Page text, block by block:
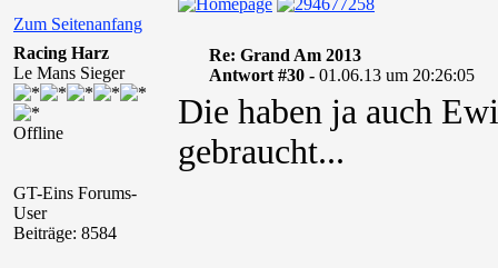
Zum Seitenanfang
Racing Harz
Le Mans Sieger
Offline
GT-Eins Forums-
User
Beiträge: 8584
Re: Grand Am 2013
Antwort #30 - 01.06.13 um 20:26:05
Die haben ja auch
gebraucht...